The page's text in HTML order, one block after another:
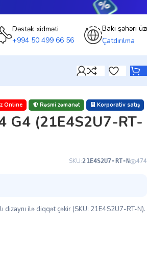
Dəstək xidməti
+994 50 499 66 56
Bakı şəhəri
Çatdırılma
Online Rəsmi zəmanət Korporativ satış
G4 (21E4S2U7-RT-
SKU:21E4S2U7-RT-N 474
dizaynı ilə diqqət çəkir (SKU: 21E4S2U7-RT-N).